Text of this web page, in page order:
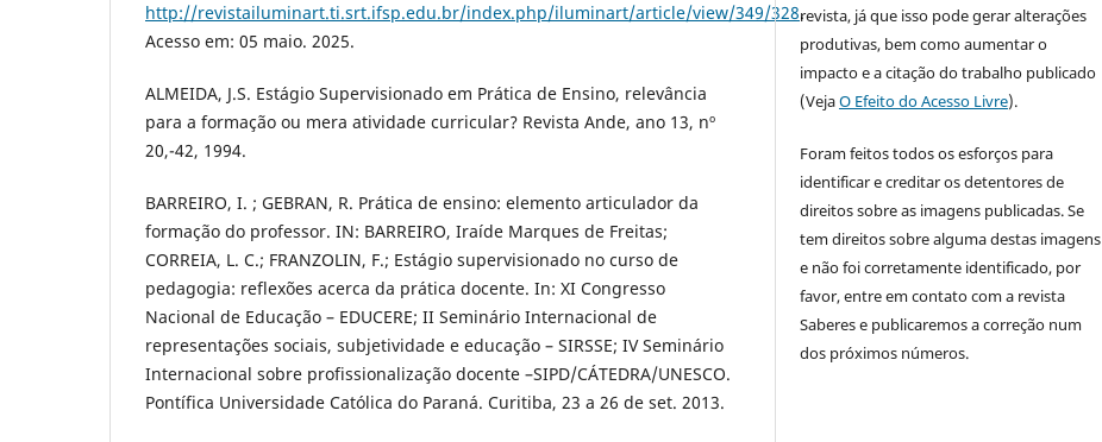
http://revistailuminart.ti.srt.ifsp.edu.br/index.php/iluminart/article/view/349/328.
Acesso em: 05 maio. 2025.
ALMEIDA, J.S. Estágio Supervisionado em Prática de Ensino, relevância
para a formação ou mera atividade curricular? Revista Ande, ano 13, nº
20,-42, 1994.
BARREIRO, I. ; GEBRAN, R. Prática de ensino: elemento articulador da
formação do professor. IN: BARREIRO, Iraíde Marques de Freitas;
CORREIA, L. C.; FRANZOLIN, F.; Estágio supervisionado no curso de
pedagogia: reflexões acerca da prática docente. In: XI Congresso
Nacional de Educação – EDUCERE; II Seminário Internacional de
representações sociais, subjetividade e educação – SIRSSE; IV Seminário
Internacional sobre profissionalização docente –SIPD/CÁTEDRA/UNESCO.
Pontífica Universidade Católica do Paraná. Curitiba, 23 a 26 de set. 2013.
revista, já que isso pode gerar alterações
produtivas, bem como aumentar o
impacto e a citação do trabalho publicado
(VejaO Efeito do Acesso Livre).
Foram feitos todos os esforços para
identificar e creditar os detentores de
direitos sobre as imagens publicadas. Se
tem direitos sobre alguma destas imagens
e não foi corretamente identificado, por
favor, entre em contato com a revista
Saberes e publicaremos a correção num
dos próximos números.